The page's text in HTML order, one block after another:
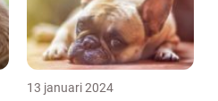
13 januari 2024